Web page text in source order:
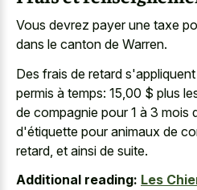
Vous devrez payer une taxe
dans le canton de Warren.
Des frais de retard
permis à temps: 15,00 $ plus
de compagnie pour 1 à 3 mois
d'étiquette pour animaux de
retard, et ainsi de suite.
Additional reading: Les